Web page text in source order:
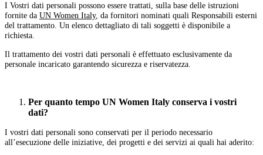
I Vostri dati personali possono essere trattati, sulla base delle istruzioni
fornite da UN Women Italy, da fornitori nominati quali Responsabili esterni
del trattamento. Un elenco dettagliato di tali soggetti è disponibile a
richiesta.
Il trattamento dei vostri dati personali è effettuato esclusivamente da
personale incaricato garantendo sicurezza e riservatezza.
Per quanto tempo UN Women Italy conserva i vostri
dati?
I vostri dati personali sono conservati per il periodo necessario
all’esecuzione delle iniziative, dei progetti e dei servizi ai quali hai aderito: